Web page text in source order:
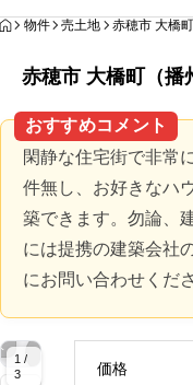
HOME
物件 売土地 赤穂市 大橋
赤穂市 大橋町（播
おすすめコメント
閑静な住宅街で非常
件無し、お好きなハ
築できます。勿論、
には提携の建築会社
にお問い合わせくだ
1 /
3
大
大
大
大
価格